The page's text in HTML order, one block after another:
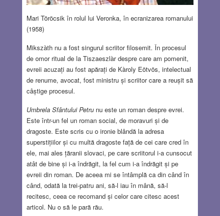
Mari Töröcsik în rolul lui Veronka, în ecranizarea romanului
(1958)
Mikszàth nu a fost singurul scriitor filosemit. În procesul
de omor ritual de la Tiszaeszlàr despre care am pomenit,
evreii acuzați au fost apărați de Kàroly Eötvös, intelectual
de renume, avocat, fost ministru și scriitor care a reușit să
câștige procesul.
Umbrela Sfântului Petrunu este un roman despre evrei.
Este într-un fel un roman social, de moravuri și de
dragoste. Este scris cu o ironie blândă la adresa
superstițiilor și cu multă dragoste față de cei care cred în
ele, mai ales țăranii slovaci, pe care scriitorul i-a cunsocut
atât de bine și i-a îndrăgit, la fel cum i-a îndrăgit și pe
evreii din roman. De aceea mi se întâmplă ca din când în
când, odată la trei-patru ani, să-l iau în mână, să-l
recitesc, ceea ce recomand și celor care citesc acest
articol. Nu o să le pară rău.